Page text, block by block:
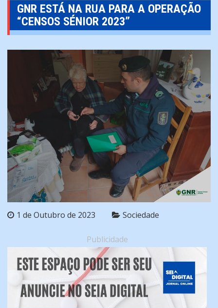
GNR ESTÁ NA RUA PARA A OPERAÇÃO
“CENSOS SÉNIOR 2023”
1 de Outubro de 2023 Sociedade
Publicidade